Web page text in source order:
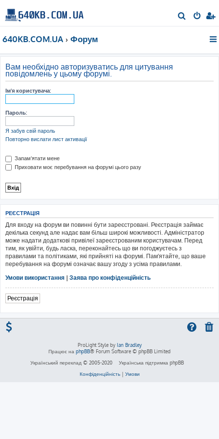
о
640KB.COM.UA Форум
Вам необхідно авторизуватись для цитування
повідомлень у цьому форумі.
Ім'я користувача:
Пароль:
Я забув свій пароль
Повторно вислати лист активації
Запам'ятати мене
Приховати моє перебування на форумі цього разу
РЕЄСТРАЦІЯ
Для входу на форум ви повинні бути зареєстровані. Реєстрація займає
декілька секунд але надає вам більш широкі можливості. Адміністратор
може надати додаткові привілеї зареєстрованим користувачам. Перед
тим, як увійти, будь ласка, переконайтесь що ви погоджуєтесь з
правилами та політиками, які прийняті на форумі. Пам'ятайте, що ваше
перебування на форумі означає вашу згоду з усіма правилами.
Умови використання | Заява про конфіденційність
Реєстрація
ProLight Style by Ian Bradley
Працює на phpBB® Forum Software © phpBB Limited
Український переклад © 2005-2020
Українська підтримка phpBB
Конфіденційність| Умови